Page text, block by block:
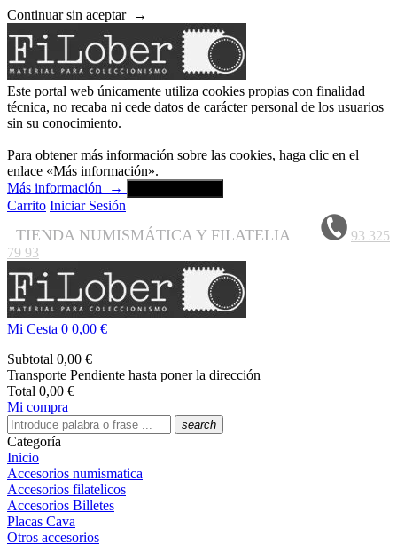
Continuar sin aceptar →
Este portal web únicamente utiliza cookies propias con finalidad
técnica, no recaba ni cede datos de carácter personal de los usuarios
sin su conocimiento.
Para obtener más información sobre las cookies, haga clic en el
enlace «Más información».
Más información
→
Carrito Iniciar Sesión
TIENDA NUMISMÁTICA Y FILATELIA
93 325
79 93
Mi Cesta 0 0,00 €
Subtotal 0,00 €
Transporte Pendiente hasta poner la dirección
Total 0,00 €
Mi compra
search
Categoría
Inicio
Accesorios numismatica
Accesorios filatelicos
Accesorios Billetes
Placas Cava
Otros accesorios